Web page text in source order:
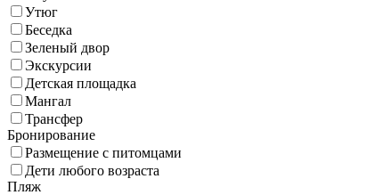
Утюг
Беседка
Зеленый двор
Экскурсии
Детская площадка
Мангал
Трансфер
Бронирование
Размещение с питомцами
Дети любого возраста
Пляж